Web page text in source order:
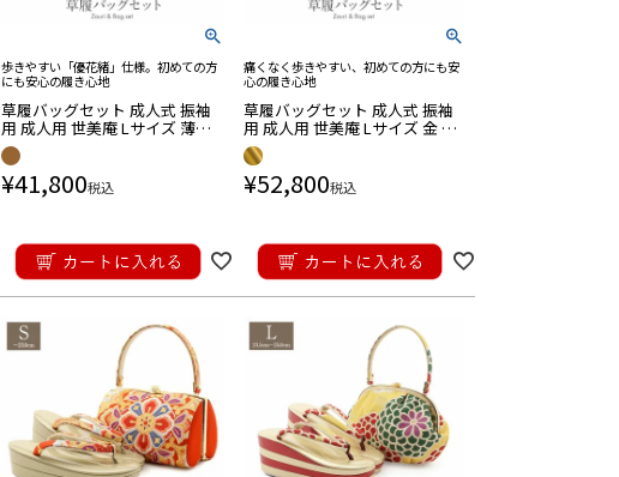
歩きやすい「優花緒」仕様。初めての方
にも安心の履き心地
草履バッグセット 成人式 振袖
用 成人用 世美庵 Lサイズ 薄茶
ココアブラウン ゴールド 桜 百
合 西陣織 帯地 3枚芯 優花緒 く
すみ 日本製
¥41,800税込
痛くなく歩きやすい、初めての方にも安
心の履き心地
草履バッグセット 成人式 振袖
用 成人用 世美庵 Lサイズ 金 ゴ
ールド 紫 松皮菱 袋帯地 3枚芯
日本製
¥52,800税込